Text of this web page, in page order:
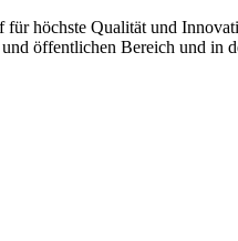
höchste Qualität und
öffentlichen Bereich und in